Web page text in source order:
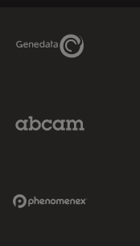
Genedata Link